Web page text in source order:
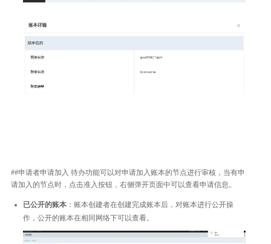
##申请者申请加入 待办功能可以对申请加入账本的节点进行审核，当有申
请加入的节点时，点击准入按钮，右侧弹开页面中可以查看申请信息。
已公开的账本 ：账本创建者在创建完成账本后，对账本进行公开操
作，公开的账本在相同网络下可以查看。